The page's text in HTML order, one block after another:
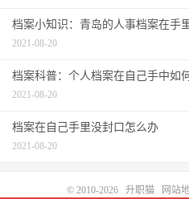
档案小知识：青岛的人事档案在手
2021-08-20
档案科普：个人档案在自己手中如
2021-08-20
档案在自己手里没封口怎么办
2021-08-20
© 2010-2026 升职猫 网站